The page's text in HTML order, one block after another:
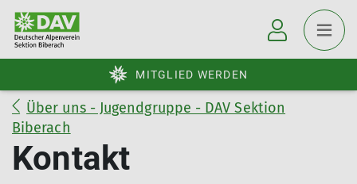
MITGLIED WERDEN
Über uns - Jugendgruppe - DAV Sektion
Biberach
Kontakt